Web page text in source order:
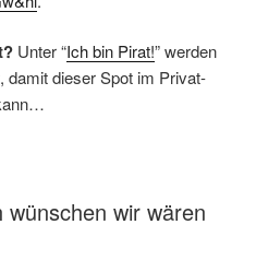
Unter “Ich bin Pirat!” werden
damit dieser Spot im Privat-
wir wären